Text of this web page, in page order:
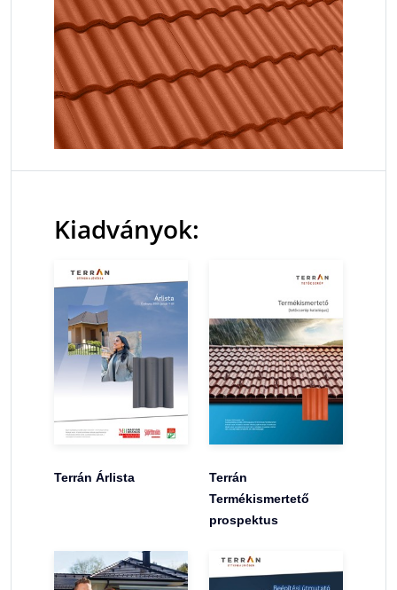
Kiadványok:
Terrán Árlista
Terrán
Termékismertető
prospektus